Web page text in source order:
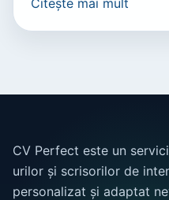
Citește mai mult
CV Perfect este un
urilor și scrisorilor de
personalizat și adaptat